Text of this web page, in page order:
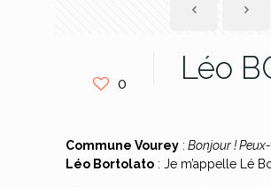
0 Léo
Commune Vourey : Bonjour !
Léo Bortolato : Je m’appelle Lé